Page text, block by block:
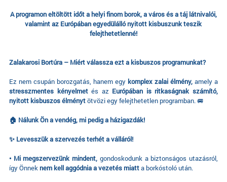
A programon eltöltött időt a helyi finom borok, a város és a táj látnivalói,
valamint az Európában egyedülálló nyitott kisbuszunk teszik
felejthetetlenné!
Zalakarosi Bortúra – Miért válassza ezt a kisbuszos programunkat?
Ez nem csupán borozgatás, hanem egy komplex zalai élmény, amely a
stresszmentes kényelmetés az Európában is ritkaságnak számító,
nyitott kisbuszos élménytötvözi egy felejthetetlen programban. 🚐
🏠 Nálunk Ön a vendég, mi pedig a házigazdák!
✨ Levesszük a szervezés terhét a válláról!
• Mi megszervezünk mindent, gondoskodunk a biztonságos utazásról,
így Önnek nem kell aggódnia a vezetés miatta borkóstoló után.